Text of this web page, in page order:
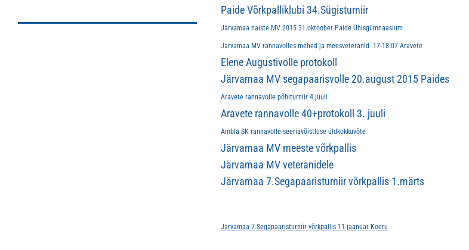
Paide Võrkpalliklubi 34.Sügisturniir
Järvamaa naiste MV 2015 31.oktoober Paide Ühisgümnaasium
Järvamaa MV rannavolles mehed ja meesveteranid 17-18.07 Aravete
Elene Augustivolle protokoll
Järvamaa MV segapaarisvolle 20.august 2015 Paides
Aravete rannavolle põhiturniir 4.juuli
Aravete rannavolle 40+protokoll 3. juuli
Ambla SK rannavolle seeriavõistluse üldkokkuvõte
Järvamaa MV meeste võrkpallis
Järvamaa MV veteranidele
Järvamaa 7.Segapaaristurniir võrkpallis 1.märts
Järvamaa 7.Segapaaristurniir võrkpallis 11.jaanuar Koeru